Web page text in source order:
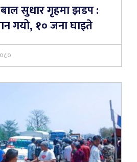
सुधार गृहमा झडप :
गयो, १० जना घाइते